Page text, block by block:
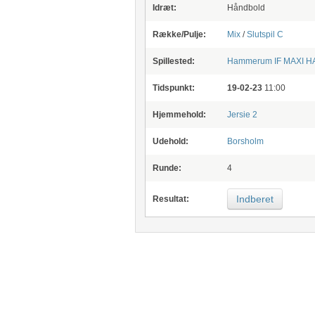
Idræt: Håndbold
Række/Pulje: Mix/Slutspil C
Spillested: Hammerum IFMAXI
Tidspunkt: 19-02-23 11:00
Hjemmehold: Jersie 2
Udehold: Borsholm
Runde: 4
Resultat: Indberet